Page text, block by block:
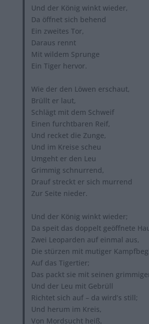
Und der König winkt wieder,
Da öffnet sich behend
Ein zweites Tor,
Daraus rennt
Mit wildem Sprunge
Ein Tiger hervor.
Wie der den Löwen erschaut,
Brüllt er laut,
Schlägt mit dem Schweif
Einen furchtbaren Reif,
Und recket die Zunge,
Und im Kreise scheu
Umgeht er den Leu
Grimmig schnurrend,
Drauf streckt er sich murrend
Zur Seite nieder.
Und der König winkt wieder;
Da speit das doppelt geöffnete
Zwei Leoparden auf einmal aus,
Die stürzen mit mutiger
Auf das Tigertier;
Das packt sie mit seinen
Und der Leu mit Gebrüll
Richtet sich auf – da wird’s still;
Und herum im Kreis,
Von Mordsucht heiß,